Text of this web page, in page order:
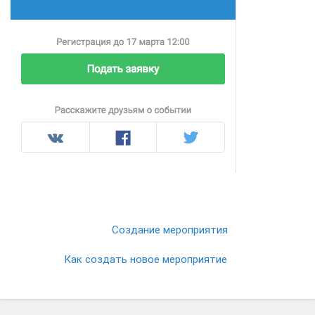
Создание мероприятия
Как создать новое мероприятие